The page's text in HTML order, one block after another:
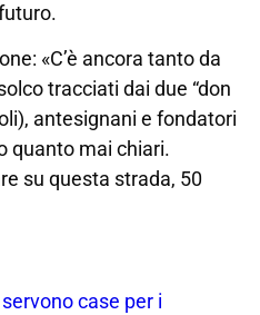
«C’è ancora tanto da
tracciati dai due “don
antesignani e fondatori
quanto mai chiari.
su questa strada, 50
case per i